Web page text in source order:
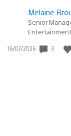
Melaine
Senior
Entertainment
Data
16/07/2026 3